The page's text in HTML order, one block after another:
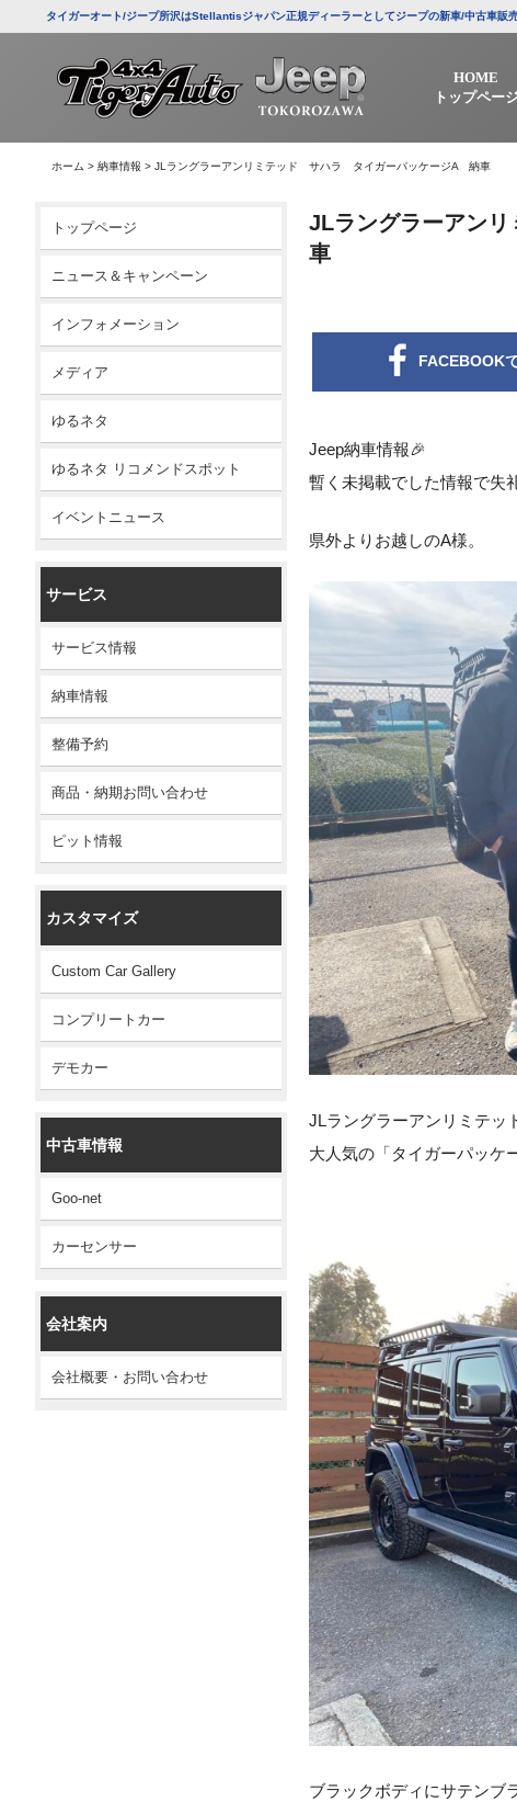
タイガーオート/ジープ所沢はStellantisジャパン正規ディーラーとしてジープの新車/中古車販
HOME
トップペー
ホーム > 納車情報 > JLラングラーアンリミテッド サハラ タイガーパッケージA 納車
トップページ
ニュース＆キャンペーン
インフォメーション
メディア
ゆるネタ
ゆるネタ リコメンドスポット
イベントニュース
サービス
サービス情報
納車情報
整備予約
商品・納期お問い合わせ
ピット情報
カスタマイズ
Custom Car Gallery
コンプリートカー
デモカー
中古車情報
Goo-net
カーセンサー
会社案内
会社概要・お問い合わせ
JLラングラーアン
車
FACEBOOK
Jeep納車情報🎉
暫く未掲載でした情報で失
県外よりお越しのA様。
JLラングラーアンリミテッ
大人気の「タイガーパッケ
ブラックボディにサテンブ